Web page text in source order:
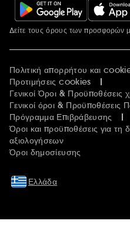
Περισσότερες πληροφορίες
Δείτε τους όρους των προσφορών
Πολιτική απορρήτου και
Προτιμήσεις cookies
Γενικοί Όροι & Προϋποθέσεις
Γενικοί όροι & Προϋποθέσεις
Πρόγραμμα Επιβράβευσης
Όροι και προϋποθέσεις για τη
αξιολογήσεων
Όροι δημοσίευσης
Ελλάδα